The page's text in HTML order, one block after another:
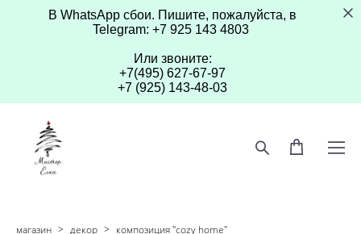
В WhatsApp сбои. Пишите, пожалуйста, в
Telegram: +7 925 143 4803
Или звоните:
+7(495) 627-67-97
+7 (925) 143-48-03
магазин > декор > композиция "cozy home"